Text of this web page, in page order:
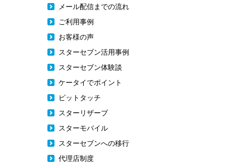
メール配信までの流れ
ご利用事例
お客様の声
スターセブン活用事例
スターセブン体験談
ケータイでポイント
ピットタッチ
スターリザーブ
スターモバイル
スターセブンへの移行
代理店制度